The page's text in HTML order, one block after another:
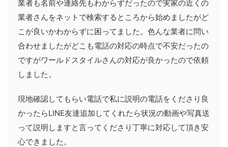
業者も名前や連絡先もわからずだったので実家の近くの
業者さんをネットで検索するところから始めましたがど
こが良いかわからずに困ってました。色んな業者に問い
合わせましたがどこも電話の対応の時点で不安だったの
ですがワールドスタイルさんの対応が良かったので依頼
しました。
現地確認してもらい電話で私に説明の電話をくださり良
かったらLINE友達追加してくれたら状況の動画や写真送
って説明しますと言ってくださり丁寧に対応して頂き安
心できました。